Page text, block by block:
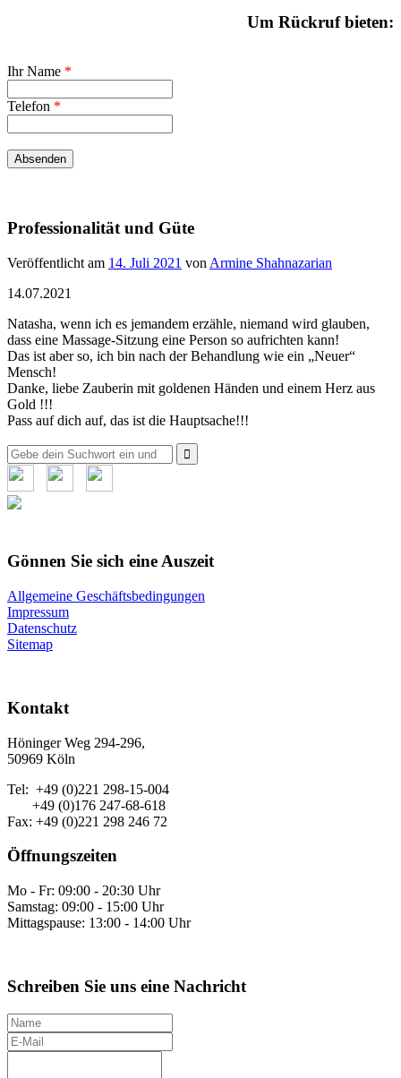
Um Rückruf bieten:
Ihr Name *
Telefon *
Professionalität und Güte
Veröffentlicht am 14. Juli 2021 von Armine Shahnazarian
14.07.2021
Natasha, wenn ich es jemandem erzähle, niemand wird glauben,
dass eine Massage-Sitzung eine Person so aufrichten kann!
Das ist aber so, ich bin nach der Behandlung wie ein „Neuer“
Mensch!
Danke, liebe Zauberin mit goldenen Händen und einem Herz aus
Gold !!!
Pass auf dich auf, das ist die Hauptsache!!!
Suche
nach:
Gönnen Sie sich eine Auszeit
Allgemeine Geschäftsbedingungen
Impressum
Datenschutz
Sitemap
Kontakt
Höninger Weg 294-296,
50969 Köln
Tel: +49 (0)221 298-15-004
+49 (0)176 247-68-618
Fax: +49 (0)221 298 246 72
Öffnungszeiten
Mo - Fr: 09:00 - 20:30 Uhr
Samstag: 09:00 - 15:00 Uhr
Mittagspause: 13:00 - 14:00 Uhr
Schreiben Sie uns eine Nachricht
N
a
m
E
-